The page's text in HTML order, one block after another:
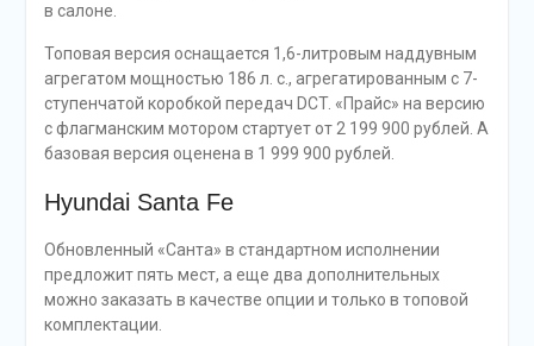
в салоне.
Топовая версия оснащается 1,6-литровым наддувным
агрегатом мощностью 186 л. с., агрегатированным с 7-
ступенчатой коробкой передач DCT. «Прайс» на версию
с флагманским мотором стартует от 2 199 900 рублей. А
базовая версия оценена в 1 999 900 рублей.
Hyundai Santa Fe
Обновленный «Санта» в стандартном исполнении
предложит пять мест, а еще два дополнительных
можно заказать в качестве опции и только в топовой
комплектации.